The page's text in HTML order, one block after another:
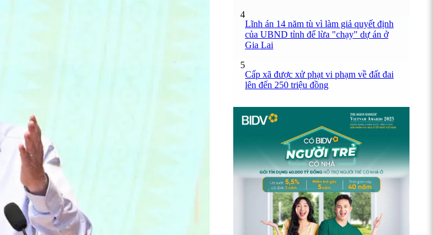
4
Lĩnh án 14 năm tù vì làm giả quyết định
của UBND tỉnh để lừa "chạy" dự án ở
Gia Lai
5
Cấp xã được xử phạt vi phạm về đất đai
lên đến 250 triệu đồng